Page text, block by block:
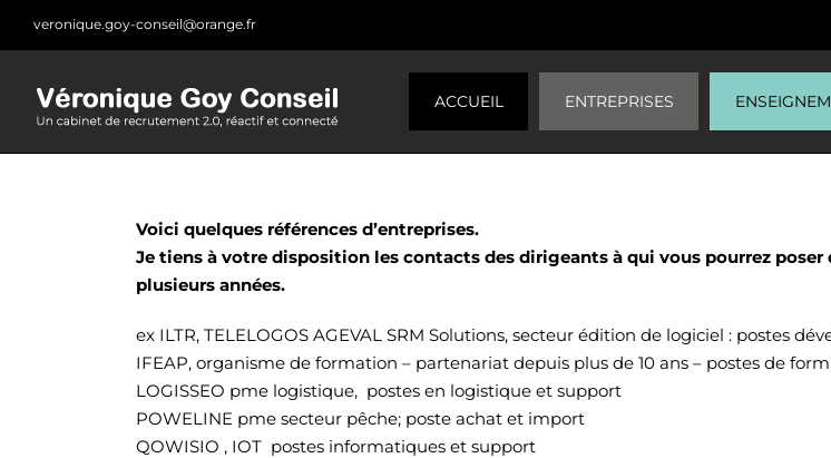
veronique.goy-conseil@orange.fr
ACCUEIL ENTREPRISES
Voici quelques références d’entreprises.
Je tiens à votre disposition les contacts des dirigeants à qui vous pourrez
plusieurs années.
ex ILTR, TELELOGOS AGEVAL SRM Solutions, secteur édition de logiciel : postes
IFEAP, organisme de formation – partenariat depuis plus de 10 ans – postes de
LOGISSEO pme logistique, postes en logistique et support
POWELINE pme secteur pêche; poste achat et import
QOWISIO , IOT postes informatiques et support